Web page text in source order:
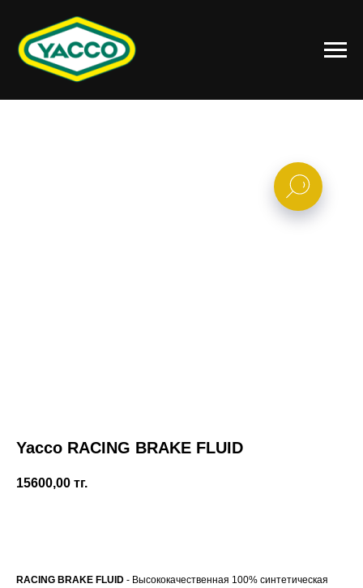
Yacco RACING BRAKE FLUID
15600,00 тг.
RACING BRAKE FLUID - Высококачественная 100% синтетическая